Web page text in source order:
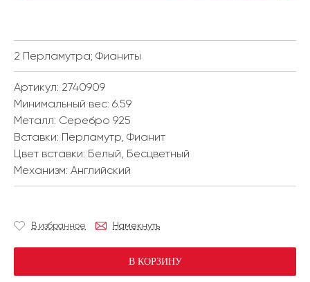
2 Перламутра; Фианиты
Артикул: 2740909
Минимальный вес: 6.59
Металл: Серебро 925
Вставки: Перламутр, Фианит
Цвет вставки: Белый, Бесцветный
Механизм: Английский
В избранное Намекнуть
В КОРЗИНУ